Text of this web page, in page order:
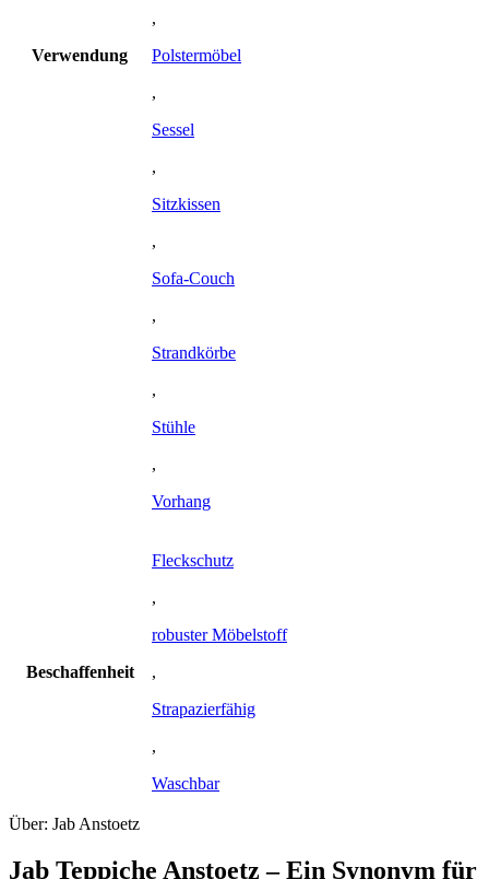
Verwendung
,
Polstermöbel
,
Sessel
,
Sitzkissen
,
Sofa-Couch
,
Strandkörbe
,
Stühle
,
Vorhang
Beschaffenheit
Fleckschutz
,
robuster Möbelstoff
,
Strapazierfähig
,
Waschbar
Über: Jab Anstoetz
Jab Teppiche Anstoetz – Ein Synonym für